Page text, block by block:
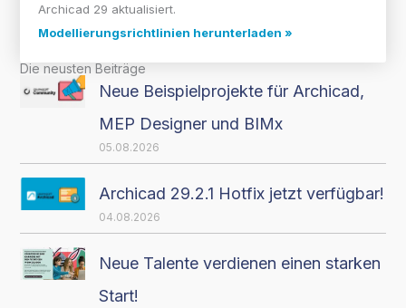
Archicad 29 aktualisiert.
Modellierungsrichtlinien herunterladen »
Die neusten Beiträge
Neue Beispielprojekte für Archicad,
MEP Designer und BIMx
05.08.2026
Archicad 29.2.1 Hotfix jetzt verfügbar!
04.08.2026
Neue Talente verdienen einen starken
Start!